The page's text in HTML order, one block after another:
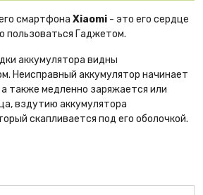
смартфона Xiaomi - это его сердце
пользоваться Гаджетом.
аккумулятора видны
Неисправный аккумулятор начинает
также медленно заряжается или
вздутию аккумулятора
скапливается под его оболочкой.